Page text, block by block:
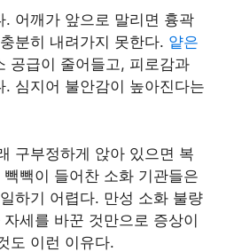
. 어깨가 앞으로 말리면 흉곽
분히 내려가지 못한다. 얕은
공급이 줄어들고, 피로감과
심지어 불안감이 높아진다는
구부정하게 앉아 있으면 복
빽이 들어찬 소화 기관들은
하기 어렵다. 만성 소화 불량
세를 바꾼 것만으로 증상이
도 이런 이유다.